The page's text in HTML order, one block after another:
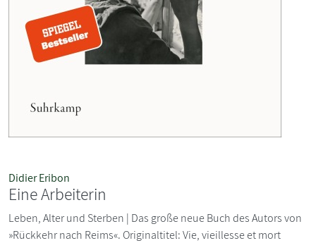
Didier Eribon
Eine Arbeiterin
Leben, Alter und Sterben | Das große neue Buch des Autors von
»Rückkehr nach Reims«. Originaltitel: Vie, vieillesse et mort